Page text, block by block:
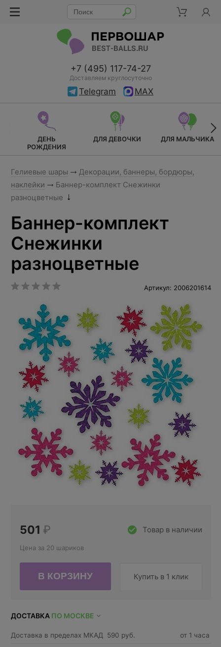
+7 (495) 117-74-27
Доставляем круглосуточно
Telegram MAX
ДЕНЬ
РОЖДЕНИЯ
ДЛЯ ДЕВОЧКИ ДЛЯ МАЛЬЧИКА
Гелиевые шары
Декорации, баннеры, бордюры,
наклейки
Баннер-комплект Снежинки
разноцветные
Баннер-комплект
Снежинки
разноцветные
Артикул: 2006201614
Товар в наличии
501 ₽
Цена за 20 шариков
Купить в 1 клик
ДОСТАВКА ПО МОСКВЕ
Доставка в пределах МКАД 590 руб. от 1 часа